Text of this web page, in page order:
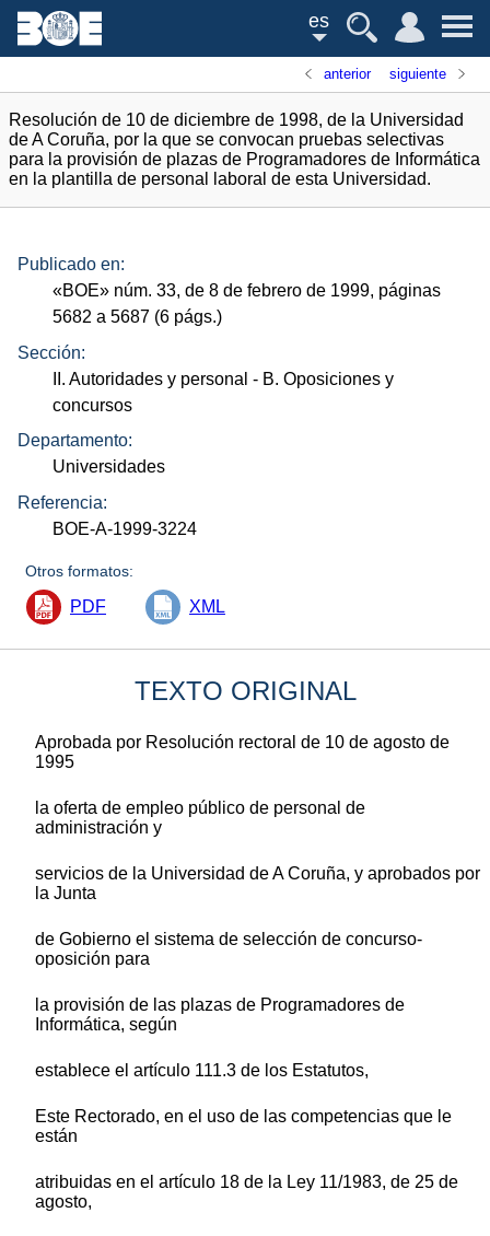
es
anterior siguiente
Resolución de 10 de diciembre de 1998, de la Universidad
de A Coruña, por la que se convocan pruebas selectivas
para la provisión de plazas de Programadores de Informática
en la plantilla de personal laboral de esta Universidad.
Publicado en:
«BOE» núm. 33, de 8 de febrero de 1999, páginas
5682 a 5687 (6 págs.)
Sección:
II. Autoridades y personal - B. Oposiciones y
concursos
Departamento:
Universidades
Referencia:
BOE-A-1999-3224
Otros formatos:
PDF XML
TEXTO ORIGINAL
Aprobada por Resolución rectoral de 10 de agosto de
1995
la oferta de empleo público de personal de
administración y
servicios de la Universidad de A Coruña, y aprobados por
la Junta
de Gobierno el sistema de selección de concurso-
oposición para
la provisión de las plazas de Programadores de
Informática, según
establece el artículo 111.3 de los Estatutos,
Este Rectorado, en el uso de las competencias que le
están
atribuidas en el artículo 18 de la Ley 11/1983, de 25 de
agosto,